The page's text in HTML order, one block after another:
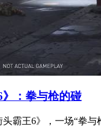
》：拳与枪的碰
头霸王6》，一场“拳